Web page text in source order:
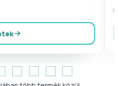
raktáron